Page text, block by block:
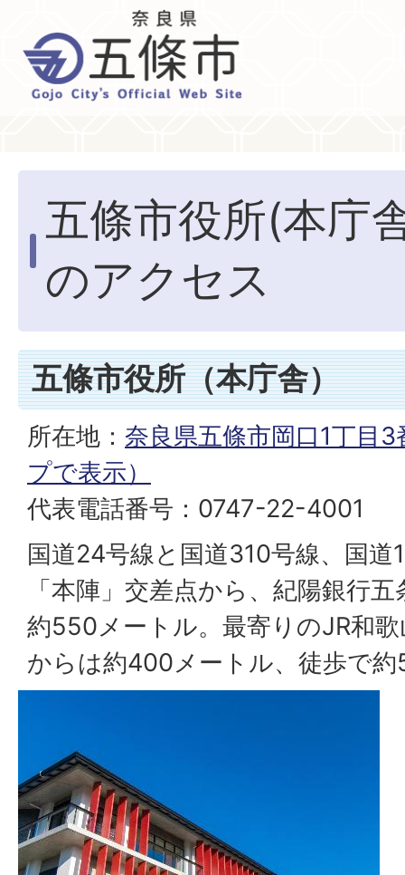
五條市役所(本庁
のアクセス
五條市役所（本庁舎）
所在地： 奈良県五條市岡口1丁目
プで表示）
代表電話番号：0747-22-4001
国道24号線と国道310号線、国
「本陣」交差点から、紀陽銀行
約550メートル。最寄りのJR和
からは約400メートル、徒歩で